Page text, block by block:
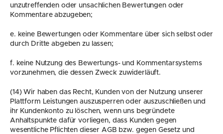
unzutreffenden oder unsachlichen Bewertungen oder
Kommentare abzugeben;
e. keine Bewertungen oder Kommentare über sich selbst oder
durch Dritte abgeben zu lassen;
f. keine Nutzung des Bewertungs- und Kommentarsystems
vorzunehmen, die dessen Zweck zuwiderläuft.
(14) Wir haben das Recht, Kunden von der Nutzung unserer
Plattform Leistungen auszusperren oder auszuschließen und
ihr Kundenkonto zu löschen, wenn uns begründete
Anhaltspunkte dafür vorliegen, dass Kunden gegen
wesentliche Pflichten dieser AGB bzw. gegen Gesetz und